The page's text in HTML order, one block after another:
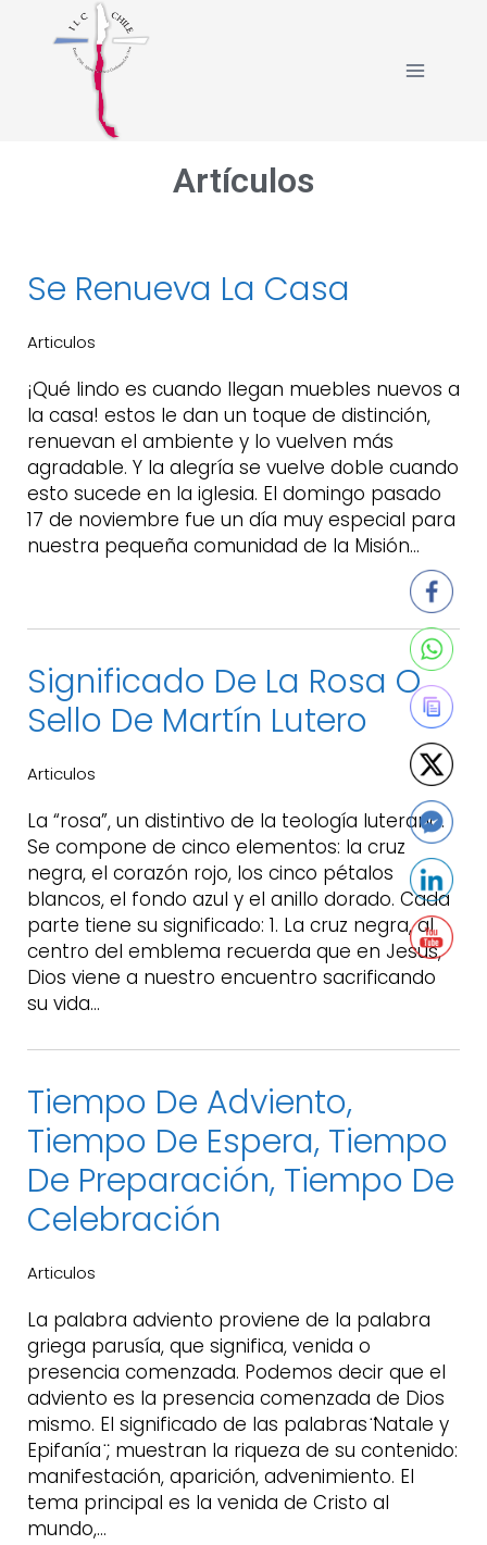
Artículos
Se Renueva La Casa
Articulos
¡Qué lindo es cuando llegan muebles nuevos a
la casa! estos le dan un toque de distinción,
renuevan el ambiente y lo vuelven más
agradable. Y la alegría se vuelve doble cuando
esto sucede en la iglesia. El domingo pasado
17 de noviembre fue un día muy especial para
nuestra pequeña comunidad de la Misión…
Significado De La Rosa O
Sello De Martín Lutero
Articulos
La “rosa”, un distintivo de la teología luterana.
Se compone de cinco elementos: la cruz
negra, el corazón rojo, los cinco pétalos
blancos, el fondo azul y el anillo dorado. Cada
parte tiene su significado: 1. La cruz negra, al
centro del emblema recuerda que en Jesús,
Dios viene a nuestro encuentro sacrificando
su vida…
Tiempo De Adviento,
Tiempo De Espera, Tiempo
De Preparación, Tiempo De
Celebración
Articulos
La palabra adviento proviene de la palabra
griega parusía, que significa, venida o
presencia comenzada. Podemos decir que el
adviento es la presencia comenzada de Dios
mismo. El significado de las palabras ̈Natale y
Epifanía ̈, muestran la riqueza de su contenido:
manifestación, aparición, advenimiento. El
tema principal es la venida de Cristo al
mundo,…